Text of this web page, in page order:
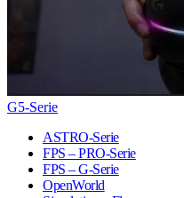
G5-Serie
ASTRO-Serie
FPS – PRO-Serie
FPS – G-Serie
OpenWorld